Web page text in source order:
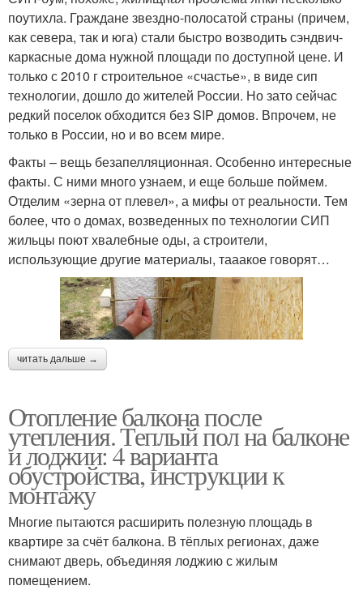
поутихла. Граждане звездно-полосатой страны (причем,
как севера, так и юга) стали быстро возводить сэндвич-
каркасные дома нужной площади по доступной цене. И
только с 2010 г строительное «счастье», в виде сип
технологии, дошло до жителей России. Но зато сейчас
редкий поселок обходится без SIP домов. Впрочем, не
только в России, но и во всем мире.
Факты – вещь безапелляционная. Особенно интересные
факты. С ними много узнаем, и еще больше поймем.
Отделим «зерна от плевел», а мифы от реальности. Тем
более, что о домах, возведенных по технологии СИП
жильцы поют хвалебные оды, а строители,
использующие другие материалы, тааакое говорят…
читать дальше →
Отопление балкона после
утепления. Теплый пол на балконе
и лоджии: 4 варианта
обустройства, инструкции к
монтажу
Многие пытаются расширить полезную площадь в
квартире за счёт балкона. В тёплых регионах, даже
снимают дверь, объединяя лоджию с жилым
помещением.